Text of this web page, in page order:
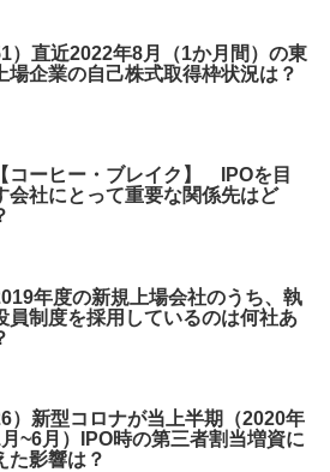
）直近2022年8月（1か月間）の東
場企業の自己株式取得枠状況は？
ーヒー・ブレイク】 IPOを目
会社にとって重要な関係先はど
年度の新規上場会社のうち、執
員制度を採用しているのは何社あ
）新型コロナが当上半期（2020年
~6月）IPO時の第三者割当増資に
た影響は？